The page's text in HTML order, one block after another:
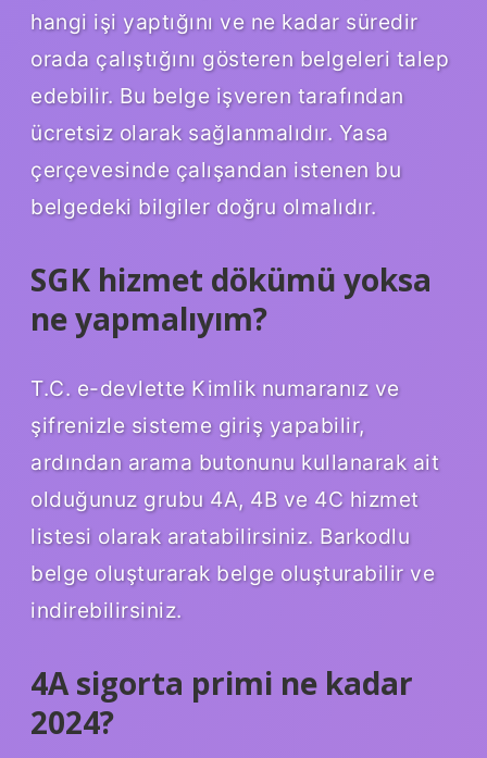
hangi işi yaptığını ve ne kadar süredir
orada çalıştığını gösteren belgeleri talep
edebilir. Bu belge işveren tarafından
ücretsiz olarak sağlanmalıdır. Yasa
çerçevesinde çalışandan istenen bu
belgedeki bilgiler doğru olmalıdır.
SGK hizmet dökümü yoksa
ne yapmalıyım?
T.C. e-devlette Kimlik numaranız ve
şifrenizle sisteme giriş yapabilir,
ardından arama butonunu kullanarak ait
olduğunuz grubu 4A, 4B ve 4C hizmet
listesi olarak aratabilirsiniz. Barkodlu
belge oluşturarak belge oluşturabilir ve
indirebilirsiniz.
4A sigorta primi ne kadar
2024?